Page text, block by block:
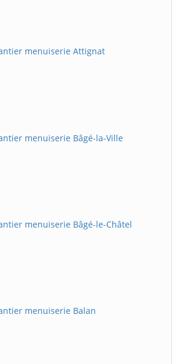
menuiserie Attignat
menuiserie Bâgé-la-Ville
menuiserie Bâgé-le-Châtel
menuiserie Balan